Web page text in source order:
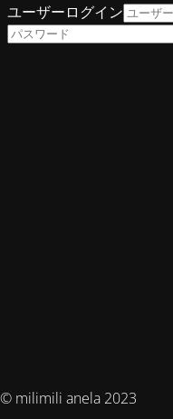
© milimili anela 2023
ユーザーログイン